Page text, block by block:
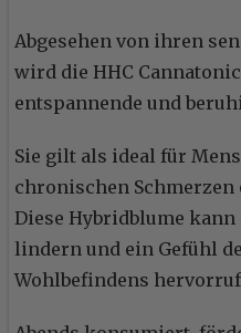
Abgesehen von ihren
wird die HHC
entspannende und
Sie gilt als ideal für
chronischen
Diese Hybridblume kann
lindern und ein Gefühl
Wohlbefindens